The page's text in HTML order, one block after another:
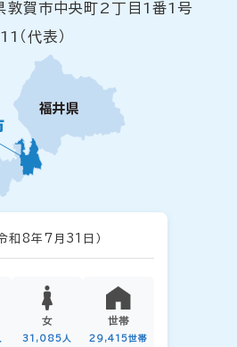
賀市中央町2丁目1番1号
代表）
令和8年7月31日）
女
31,085人
世帯
29,415世帯